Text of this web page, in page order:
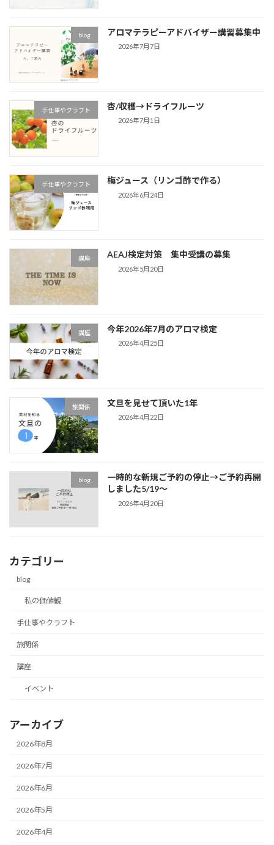
blog アロマテラピーアドバイザー講習募集中
2026年7月7日
手仕事やクラフト 杏/収穫→ドライフルーツ
2026年7月1日
手仕事やクラフト 梅ジュース（リンゴ酢で作る）
2026年6月24日
講座 AEAJ検定対策 集中受講の募集
2026年5月20日
講座 今年2026年7月のアロマ検定
2026年4月25日
旅関係 文旦を見せて頂いた1年
2026年4月22日
blog
一時的な新規ご予約の停止→ご予約再開
しました5/19～
2026年4月20日
カテゴリー
blog
私の価値観
手仕事やクラフト
旅関係
講座
イベント
アーカイブ
2026年8月
2026年7月
2026年6月
2026年5月
2026年4月